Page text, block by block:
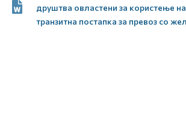
друштва овластени за користење
транзитна постапка за превоз со